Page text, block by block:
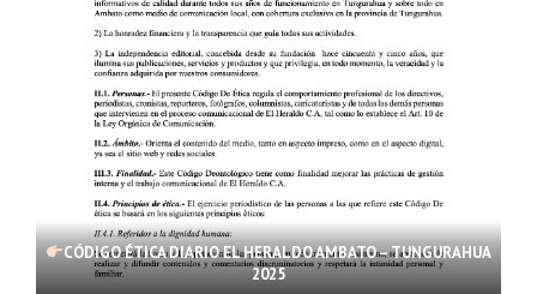
CÓDIGO ÉTICA DIARIO EL HERALDO AMBATO – TUNGURAHUA
2025